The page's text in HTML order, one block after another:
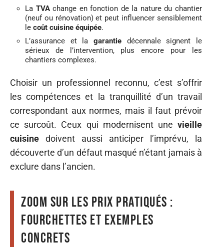
La TVAchange en fonction de la nature du chantier
(neuf ou rénovation) et peut influencer sensiblement
le coût cuisine équipée.
L’assurance et la garantie décennale signent le
sérieux de l’intervention, plus encore pour les
chantiers complexes.
Choisir un professionnel reconnu, c’est s’offrir
les compétences et la tranquillité d’un travail
correspondant aux normes, mais il faut prévoir
ce surcoût. Ceux qui modernisent une vieille
cuisine doivent aussi anticiper l’imprévu, la
découverte d’un défaut masqué n’étant jamais à
exclure dans l’ancien.
Zoom sur les prix pratiqués :
fourchettes et exemples
concrets